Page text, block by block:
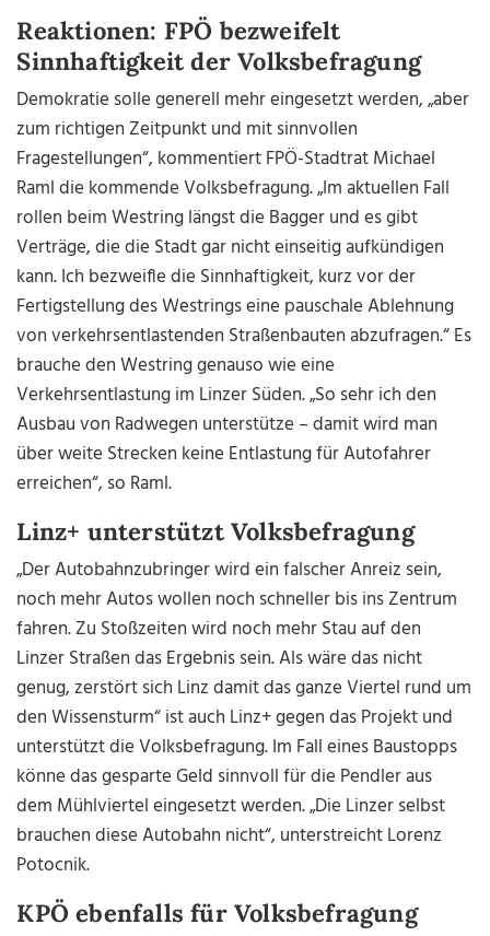
Reaktionen: FPÖ bezweifelt
Sinnhaftigkeit der Volksbefragung
Demokratie solle generell mehr eingesetzt werden, „aber
zum richtigen Zeitpunkt und mit sinnvollen
Fragestellungen“, kommentiert FPÖ-Stadtrat Michael
Raml die kommende Volksbefragung. „Im aktuellen Fall
rollen beim Westring längst die Bagger und es gibt
Verträge, die die Stadt gar nicht einseitig aufkündigen
kann. Ich bezweifle die Sinnhaftigkeit, kurz vor der
Fertigstellung des Westrings eine pauschale Ablehnung
von verkehrsentlastenden Straßenbauten abzufragen.“ Es
brauche den Westring genauso wie eine
Verkehrsentlastung im Linzer Süden. „So sehr ich den
Ausbau von Radwegen unterstütze – damit wird man
über weite Strecken keine Entlastung für Autofahrer
erreichen“, so Raml.
Linz+ unterstützt Volksbefragung
„Der Autobahnzubringer wird ein falscher Anreiz sein,
noch mehr Autos wollen noch schneller bis ins Zentrum
fahren. Zu Stoßzeiten wird noch mehr Stau auf den
Linzer Straßen das Ergebnis sein. Als wäre das nicht
genug, zerstört sich Linz damit das ganze Viertel rund um
den Wissensturm“ ist auch Linz+ gegen das Projekt und
unterstützt die Volksbefragung. Im Fall eines Baustopps
könne das gesparte Geld sinnvoll für die Pendler aus
dem Mühlviertel eingesetzt werden. „Die Linzer selbst
brauchen diese Autobahn nicht“, unterstreicht Lorenz
Potocnik.
KPÖ ebenfalls für Volksbefragung